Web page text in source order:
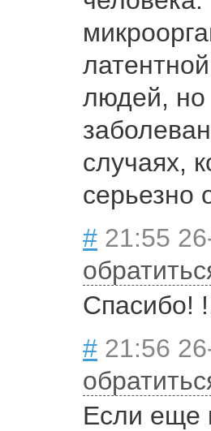
людей, но
случаях,
серьезно
# 21:55
Спасибо!
# 21:56
Если еще